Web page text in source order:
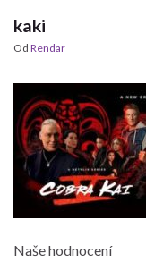
kaki
Od Rendar
Naše hodnocení